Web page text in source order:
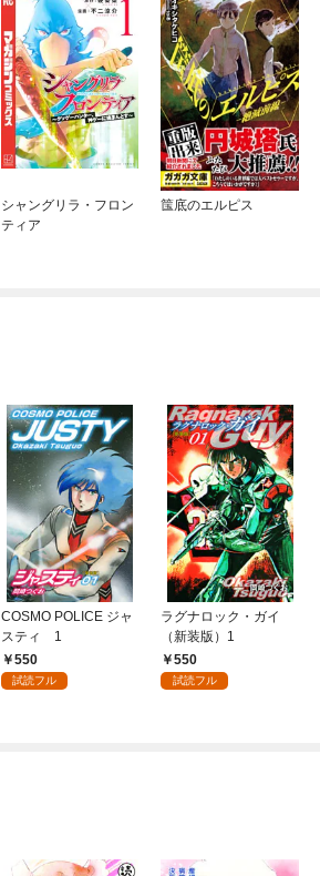
シャングリラ・フロン
ティア
筺底のエルピス
COSMO POLICE ジャ
スティ 1
550
試読フル
ラグナロック・ガイ
（新装版）1
550
試読フル